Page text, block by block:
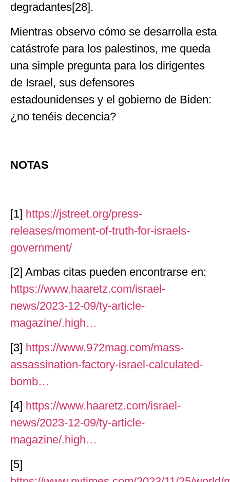
degradantes[28].
Mientras observo cómo se desarrolla esta
catástrofe para los palestinos, me queda
una simple pregunta para los dirigentes
de Israel, sus defensores
estadounidenses y el gobierno de Biden:
¿no tenéis decencia?
NOTAS
[1] https://jstreet.org/press-
releases/moment-of-truth-for-israels-
government/
[2] Ambas citas pueden encontrarse en:
https://www.haaretz.com/israel-
news/2023-12-09/ty-article-
magazine/.high…
[3] https://www.972mag.com/mass-
assassination-factory-israel-calculated-
bomb…
[4] https://www.haaretz.com/israel-
news/2023-12-09/ty-article-
magazine/.high…
[5]